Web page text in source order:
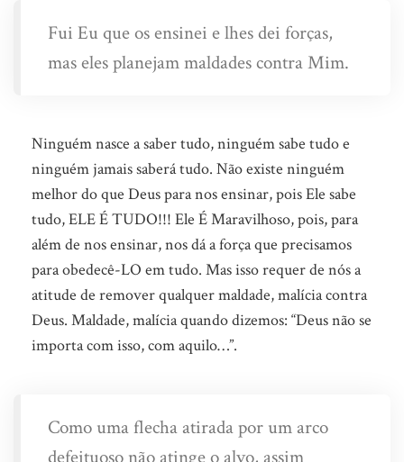
Fui Eu que os ensinei e lhes dei forças,
mas eles planejam maldades contra Mim.
Ninguém nasce a saber tudo, ninguém sabe tudo e
ninguém jamais saberá tudo. Não existe ninguém
melhor do que Deus para nos ensinar, pois Ele sabe
tudo, ELE É TUDO!!! Ele É Maravilhoso, pois, para
além de nos ensinar, nos dá a força que precisamos
para obedecê-LO em tudo. Mas isso requer de nós a
atitude de remover qualquer maldade, malícia contra
Deus. Maldade, malícia quando dizemos: “Deus não se
importa com isso, com aquilo…”.
Como uma flecha atirada por um arco
defeituoso não atinge o alvo, assim